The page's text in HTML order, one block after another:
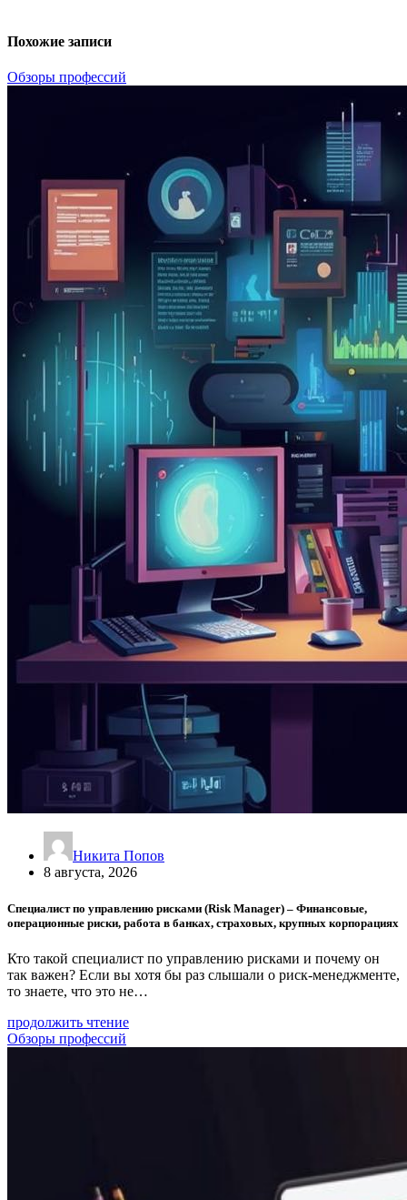
Похожие записи
Обзоры профессий
Никита Попов
8 августа, 2026
Специалист по управлению рисками (Risk Manager) – Финансовые,
операционные риски, работа в банках, страховых, крупных корпорациях
Кто такой специалист по управлению рисками и почему он
так важен? Если вы хотя бы раз слышали о риск-менеджменте,
то знаете, что это не…
продолжить чтение
Обзоры профессий